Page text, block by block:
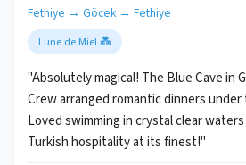
Fethiye → Göcek → Fethiye
Lune de Miel 💑
"Absolutely magical! The Blue Cave in
Crew arranged romantic dinners under
Loved swimming in crystal clear
Turkish hospitality at its finest!"